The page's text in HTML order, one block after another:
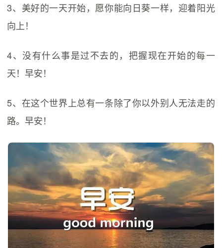
3、美好的一天开始，愿你能向日葵一样，迎着阳光
向上！
4、没有什么事是过不去的，把握现在开始的每一
天！早安！
5、在这个世界上总有一条除了你以外别人无法走的
路。早安！